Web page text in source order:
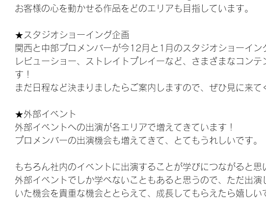
お客様の心を動かせる作品をどのエリアも目指しています。
★スタジオショーイング企画
関西と中部プロメンバーが今12月と1月のスタジオショーイン
レビューショー、ストレイトプレイーなど、さまざまなコン
す！
まだ日程など決まりましたらご案内しますので、ぜひ見に来て
★外部イベント
外部イベントへの出演が各エリアで増えてきています！
プロメンバーの出演機会も増えてきて、とてもうれしいです。
もちろん社内のイベントに出演することが学びにつながると思
外部イベントでしか学べないこともあると思うので、ただ出演
いた機会を貴重な機会ととらえて、成長してもらえたら嬉しい